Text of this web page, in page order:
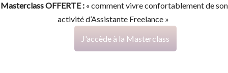
Masterclass OFFERTE :« comment vivre confortablement de son
activité d’Assistante Freelance »
J'accède à la Masterclass